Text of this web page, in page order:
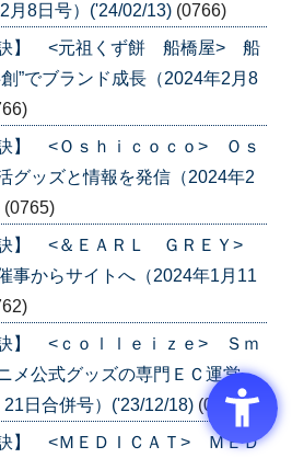
月8日号）('24/02/13) (0766)
訣】 <元祖くず餅 船橋屋> 船
”でブランド成長（2024年2月8
訣】 <Ｏｓｈｉｃｏｃｏ> Ｏｓ
グッズと情報を発信（2024年2
(0765)
訣】 <＆ＥＡＲＬ ＧＲＥＹ>
事からサイトへ（2024年1月11
訣】 <ｃｏｌｌｅｉｚｅ> Ｓｍ
メ公式グッズの専門ＥＣ運営
21日合併号）('23/12/18) (0761)
訣】 <ＭＥＤＩＣＡＴ> ＭＥＤ